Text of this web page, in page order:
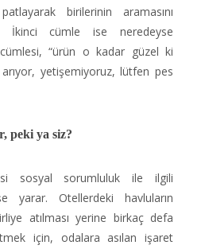
patlayarak birilerinin aramasını
İkinci cümle ise neredeyse
“ürün o kadar güzel ki
yetişemiyoruz, lütfen pes
peki ya siz?
sosyal sorumluluk ile ilgili
yarar. Otellerdeki havluların
atılması yerine birkaç defa
için, odalara asılan işaret